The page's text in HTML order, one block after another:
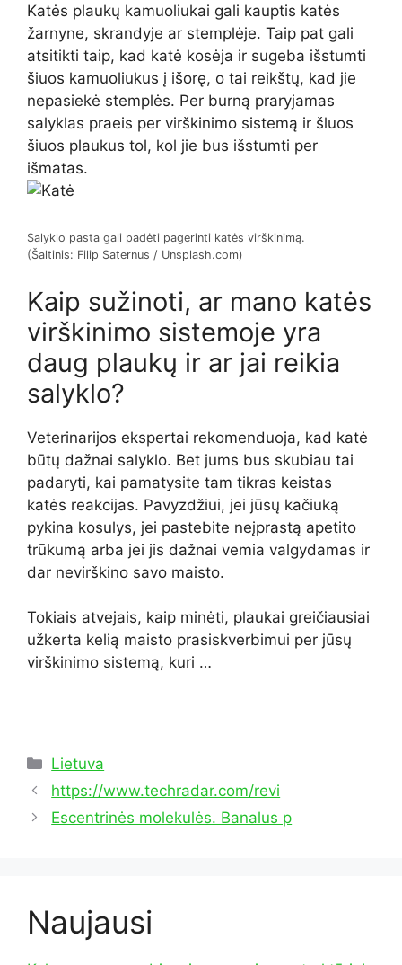
Katės plaukų kamuoliukai gali kauptis katės
žarnyne, skrandyje ar stemplėje. Taip pat gali
atsitikti taip, kad katė kosėja ir sugeba išstumti
šiuos kamuoliukus į išorę, o tai reikštų, kad jie
nepasiekė stemplės. Per burną praryjamas
salyklas praeis per virškinimo sistemą ir šluos
šiuos plaukus tol, kol jie bus išstumti per
išmatas.
Salyklo pasta gali padėti pagerinti katės virškinimą.
(Šaltinis: Filip Saternus / Unsplash.com)
Kaip sužinoti, ar mano katės
virškinimo sistemoje yra
daug plaukų ir ar jai reikia
salyklo?
Veterinarijos ekspertai rekomenduoja, kad katė
būtų dažnai salyklo. Bet jums bus skubiau tai
padaryti, kai pamatysite tam tikras keistas
katės reakcijas. Pavyzdžiui, jei jūsų kačiuką
pykina kosulys, jei pastebite neįprastą apetito
trūkumą arba jei jis dažnai vemia valgydamas ir
dar nevirškino savo maisto.
Tokiais atvejais, kaip minėti, plaukai greičiausiai
užkerta kelią maisto prasiskverbimui per jūsų
virškinimo sistemą, kuri …
Kategorijos
Lietuva
https://www.techradar.com/revi
Escentrinės molekulės. Banalus p
Naujausi